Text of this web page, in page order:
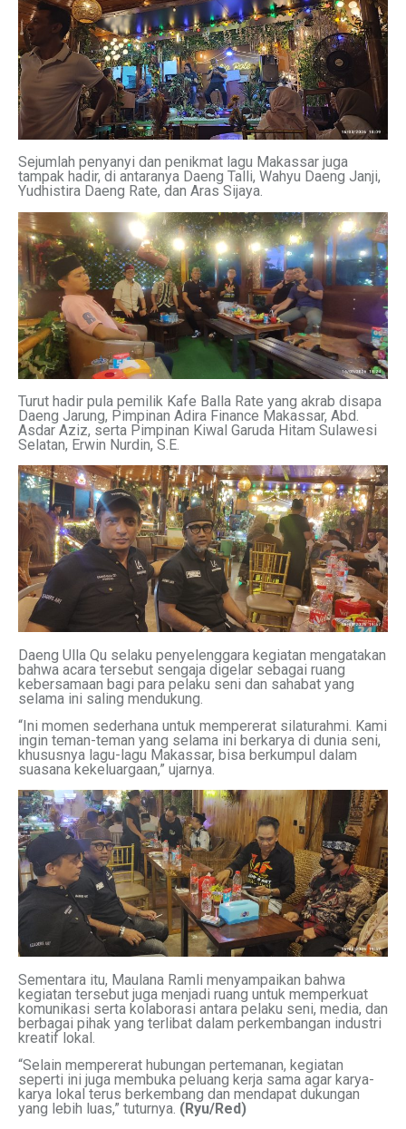
Sejumlah penyanyi dan penikmat lagu Makassar juga
tampak hadir, di antaranya Daeng Talli, Wahyu Daeng Janji,
Yudhistira Daeng Rate, dan Aras Sijaya.
Turut hadir pula pemilik Kafe Balla Rate yang akrab disapa
Daeng Jarung, Pimpinan Adira Finance Makassar, Abd.
Asdar Aziz, serta Pimpinan Kiwal Garuda Hitam Sulawesi
Selatan, Erwin Nurdin, S.E.
Daeng Ulla Qu selaku penyelenggara kegiatan mengatakan
bahwa acara tersebut sengaja digelar sebagai ruang
kebersamaan bagi para pelaku seni dan sahabat yang
selama ini saling mendukung.
“Ini momen sederhana untuk mempererat silaturahmi. Kami
ingin teman-teman yang selama ini berkarya di dunia seni,
khususnya lagu-lagu Makassar, bisa berkumpul dalam
suasana kekeluargaan,” ujarnya.
Sementara itu, Maulana Ramli menyampaikan bahwa
kegiatan tersebut juga menjadi ruang untuk memperkuat
komunikasi serta kolaborasi antara pelaku seni, media, dan
berbagai pihak yang terlibat dalam perkembangan industri
kreatif lokal.
“Selain mempererat hubungan pertemanan, kegiatan
seperti ini juga membuka peluang kerja sama agar karya-
karya lokal terus berkembang dan mendapat dukungan
yang lebih luas,” tuturnya. (Ryu/Red)